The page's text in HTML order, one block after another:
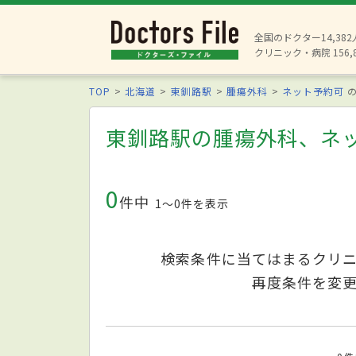
全国のドクター14,382
クリニック・病院
TOP 北海道 東釧路駅 腫瘍外科 ネット予約可
東釧路駅の腫瘍外科、ネ
0件中 1〜0件を表示
検索条件に当てはまるクリ
再度条件を変